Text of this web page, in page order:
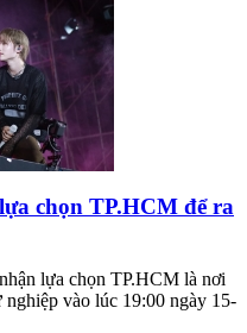
chọn TP.HCM để ra
lựa chọn TP.HCM là nơi
vào lúc 19:00 ngày 15-